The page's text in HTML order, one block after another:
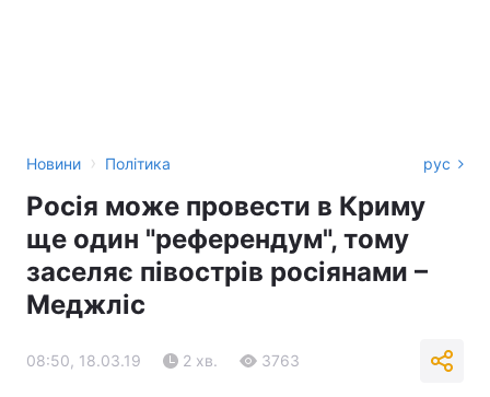
Новини › Політика рус
Росія може провести в Криму
ще один "референдум", тому
заселяє півострів росіянами –
Меджліс
08:50, 18.03.19 2 хв. 3763